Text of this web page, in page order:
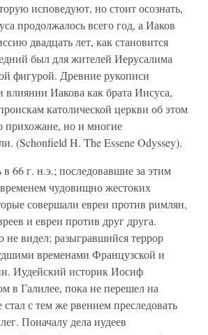
исповедуют, но стоит осознать,
продолжалось всего год, а Иаков
двадцать лет, как становится
был для жителей Иерусалима
фигурой. Древние рукописи
Иакова как брата Иисуса,
католической церкви об этом
прихожане, но и многие
(Schonfield H. The Essene Odyssey).
в 66 г. н.э.; последовавшие за этим
чудовищно жестоких
совершали евреи против римлян,
и евреи против друг друга.
не видел; разыгравшийся террор
временами Французской и
Иудейский историк Иосиф
в Галилее, пока не перешел на
стал с тем же рвением преследовать
Поначалу дела иудеев